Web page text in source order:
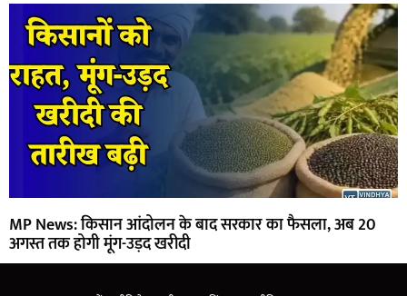
MP News: किसान आंदोलन के बाद सरकार का फैसला, अब 20
अगस्त तक होगी मूंग-उड़द खरीदी